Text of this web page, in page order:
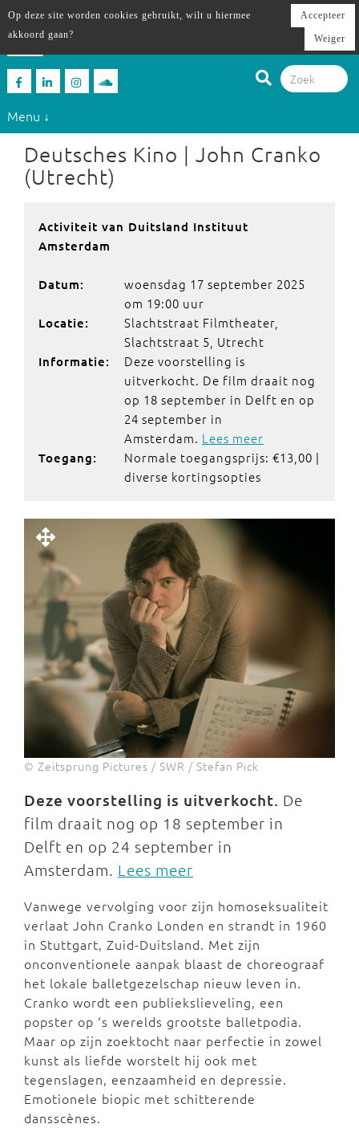
Menu ↓
Deutsches Kino | John Cranko
(Utrecht)
Activiteit van Duitsland Instituut
Amsterdam
Datum:
woensdag 17 september 2025
om 19:00 uur
Locatie:
Slachtstraat Filmtheater,
Slachtstraat 5, Utrecht
Informatie:
Deze voorstelling is
uitverkocht. De film draait nog
op 18 september in Delft en op
24 september in
Amsterdam. Lees meer
Toegang:
Normale toegangsprijs: €13,00 |
diverse kortingsopties
© Zeitsprung Pictures / SWR / Stefan Pick
Deze voorstelling is uitverkocht. De
film draait nog op 18 september in
Delft en op 24 september in
Amsterdam. Lees meer
Vanwege vervolging voor zijn homoseksualiteit
verlaat John Cranko Londen en strandt in 1960
in Stuttgart, Zuid-Duitsland. Met zijn
onconventionele aanpak blaast de choreograaf
het lokale balletgezelschap nieuw leven in.
Cranko wordt een publiekslieveling, een
popster op ‘s werelds grootste balletpodia.
Maar op zijn zoektocht naar perfectie in zowel
kunst als liefde worstelt hij ook met
tegenslagen, eenzaamheid en depressie.
Emotionele biopic met schitterende
dansscènes.
Op deze site worden cookies gebruikt, wilt u hiermee
akkoord gaan?
Accepteer
Weiger